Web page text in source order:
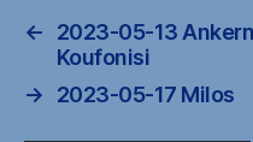
←
2023-05-13
Koufonisi
→
2023-05-17 Milos